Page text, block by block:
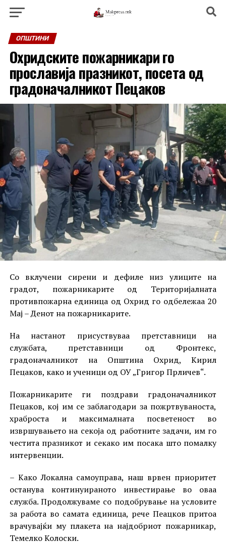
ОПШТИНИ
Охридските пожарникари го
прославија празникот, посета од
градоначалникот Пецаков
Со вклучени сирени и дефиле низ улиците на
градот, пожарникарите од Територијалната
противпожарна единица од Охрид го одбележаа 20
Мај – Денот на пожарникарите.
На настанот присуствуваа претставници на
службата, претставници од Фронтекс,
градоначалникот на Општина Охрид, Кирил
Пецаков, како и ученици од ОУ „Григор Прличев“.
Пожарникарите ги поздрави градоначалникот
Пецаков, кој им се заблагодари за пожртвуваноста,
храброста и максималната посветеност во
извршувањето на секоја од работните задачи, им го
честита празникот и секако им посака што помалку
интервенции.
– Како Локална самоуправа, наш врвен приоритет
останува континуираното инвестирање во оваа
служба. Продолжуваме со подобрување на условите
за работа во самата единица, рече Пеацков притоа
врачувајќи му плакета на најдобриот пожарникар,
Темелко Колоски.